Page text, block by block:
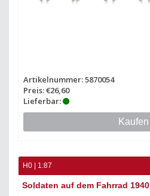
Artikelnummer: 5870054
Preis: €26,60
Lieferbar:
Kaufen
H0 | 1:87
Soldaten auf dem Fahrrad 1940